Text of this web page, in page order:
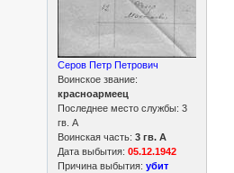
Серов Петр Петрович
Воинское звание:
красноармеец
Последнее место службы: 3
гв. А
Воинская часть: 3 гв. А
Дата выбытия: 05.12.1942
Причина выбытия:убит